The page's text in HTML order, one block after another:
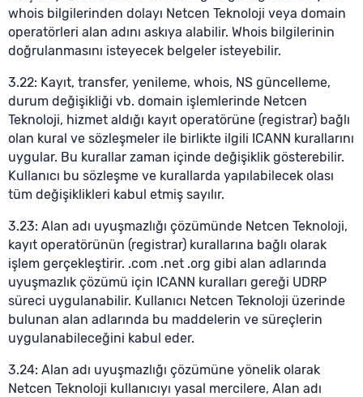
whois bilgilerinden dolayı Netcen Teknoloji veya domain
operatörleri alan adını askıya alabilir. Whois bilgilerinin
doğrulanmasını isteyecek belgeler isteyebilir.
3.22: Kayıt, transfer, yenileme, whois, NS güncelleme,
durum değişikliği vb. domain işlemlerinde Netcen
Teknoloji, hizmet aldığı kayıt operatörüne (registrar) bağlı
olan kural ve sözleşmeler ile birlikte ilgili ICANN kurallarını
uygular. Bu kurallar zaman içinde değişiklik gösterebilir.
Kullanıcı bu sözleşme ve kurallarda yapılabilecek olası
tüm değişiklikleri kabul etmiş sayılır.
3.23: Alan adı uyuşmazlığı çözümünde Netcen Teknoloji,
kayıt operatörünün (registrar) kurallarına bağlı olarak
işlem gerçekleştirir. .com .net .org gibi alan adlarında
uyuşmazlık çözümü için ICANN kuralları gereği UDRP
süreci uygulanabilir. Kullanıcı Netcen Teknoloji üzerinde
bulunan alan adlarında bu maddelerin ve süreçlerin
uygulanabileceğini kabul eder.
3.24: Alan adı uyuşmazlığı çözümüne yönelik olarak
Netcen Teknoloji kullanıcıyı yasal mercilere, Alan adı